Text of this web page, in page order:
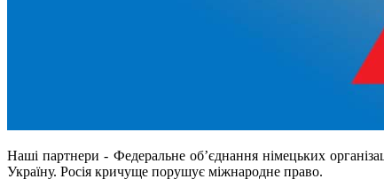
Наші партнери - Федеральне об’єднання німецьких
Україну. Росія кричуще порушує міжнародне право.